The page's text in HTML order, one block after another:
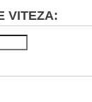
VITEZA: